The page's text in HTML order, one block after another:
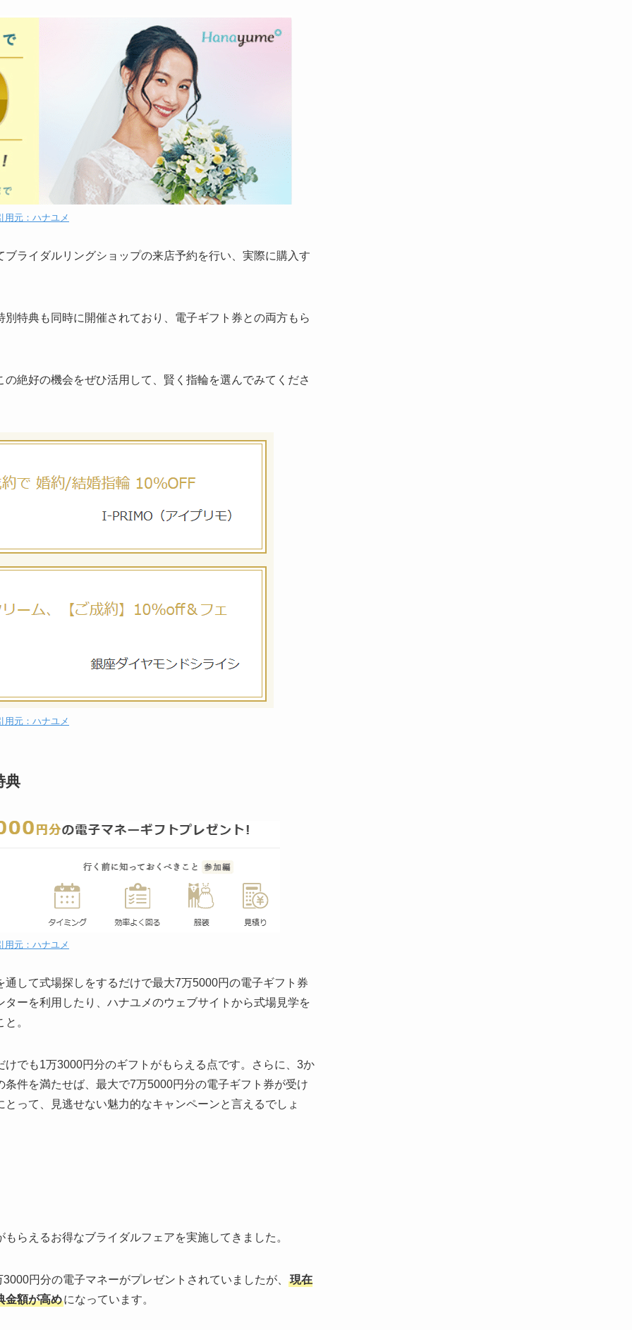
用元：ハナユメ
ライダルリングショップの来店予約を行い、実際に購入す
特典も同時に開催されており、電子ギフト券との両方もら
絶好の機会をぜひ活用して、賢く指輪を選んでみてくださ
用元：ハナユメ
典
用元：ハナユメ
して式場探しをするだけで最大7万5000円の電子ギフト券
ーを利用したり、ハナユメのウェブサイトから式場見学を
。
でも1万3000円分のギフトがもらえる点です。さらに、3か
件を満たせば、最大で7万5000円分の電子ギフト券が受け
って、見逃せない魅力的なキャンペーンと言えるでしょ
らえるお得なブライダルフェアを実施してきました。
円分の電子マネーがプレゼントされていましたが、
現在
金額が高めになっています。